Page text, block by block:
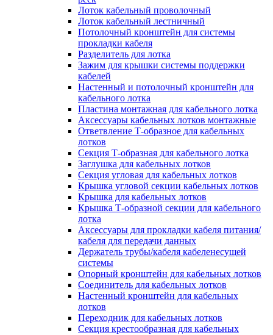
Лоток кабельный проволочный
Лоток кабельный лестничный
Потолочный кронштейн для системы
прокладки кабеля
Разделитель для лотка
Зажим для крышки системы поддержки
кабелей
Настенный и потолочный кронштейн для
кабельного лотка
Пластина монтажная для кабельного лотка
Аксессуары кабельных лотков монтажные
Ответвление Т-образное для кабельных
лотков
Секция Т-образная для кабельного лотка
Заглушка для кабельных лотков
Секция угловая для кабельных лотков
Крышка угловой секции кабельных лотков
Крышка для кабельных лотков
Крышка Т-образной секции для кабельного
лотка
Аксессуары для прокладки кабеля питания/
кабеля для передачи данных
Держатель трубы/кабеля кабеленесущей
системы
Опорный кронштейн для кабельных лотков
Соединитель для кабельных лотков
Настенный кронштейн для кабельных
лотков
Переходник для кабельных лотков
Секция крестообразная для кабельных